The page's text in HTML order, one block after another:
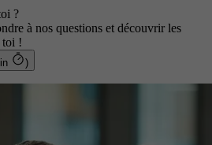
?
à nos questions et découvrir les
toi !
(1min )